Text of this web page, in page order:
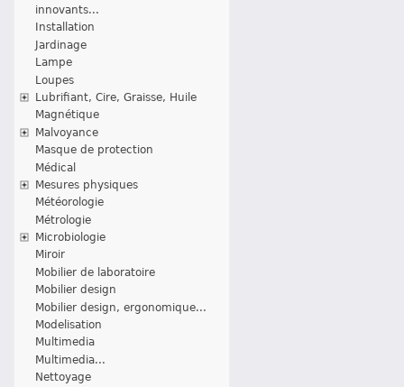
innovants...
Installation
Jardinage
Lampe
Loupes
Lubrifiant, Cire, Graisse, Huile
Magnétique
Malvoyance
Masque de protection
Médical
Mesures physiques
Météorologie
Métrologie
Microbiologie
Miroir
Mobilier de laboratoire
Mobilier design
Mobilier design, ergonomique...
Modelisation
Multimedia
Multimedia...
Nettoyage